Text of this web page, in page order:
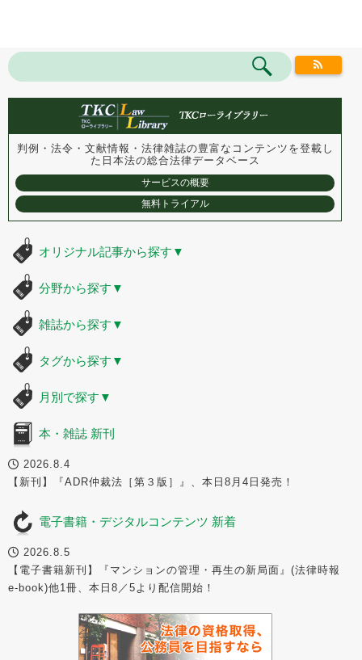
判例・法令・文献情報・法律雑誌の豊富なコンテンツを登載し
た 日本法の総合法律データベース
サービスの概要
無料トライアル
オリジナル記事から探す ▼
分野から探す ▼
雑誌から探す ▼
タグから探す ▼
月別で探す ▼
本・雑誌 新刊
2026.8.4
【新刊】『ADR仲裁法［第３版］』、本日8月4日発売！
電子書籍・デジタルコンテンツ 新着
2026.8.5
【電子書籍新刊】『マンションの管理・再生の新局面』(法律時報
e-book)他1冊、本日8／5より配信開始！